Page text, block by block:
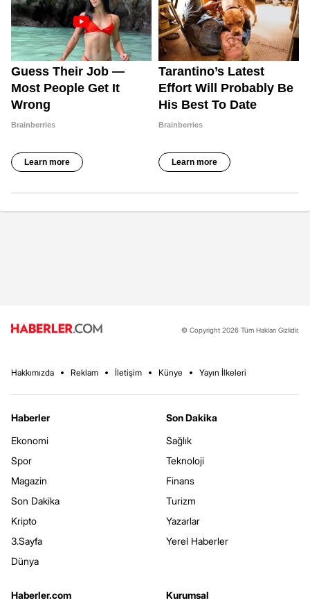
© Copyright 2026 Tüm Hakları Gizlidir.
Hakkımızda Reklam İletişim Künye Yayın İlkeleri
Haberler
Ekonomi
Spor
Magazin
Son Dakika
Kripto
3.Sayfa
Dünya
Son Dakika
Sağlık
Teknoloji
Finans
Turizm
Yazarlar
Yerel Haberler
Haberler.com
Kurumsal